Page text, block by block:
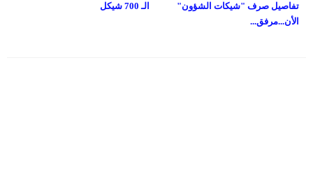
الـ 700 شيكل
تفاصيل صرف "شيكات الشؤون"
الأن...مرفق...